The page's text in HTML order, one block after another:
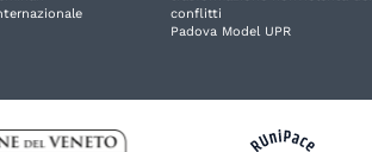
conflitti
Padova Model UPR